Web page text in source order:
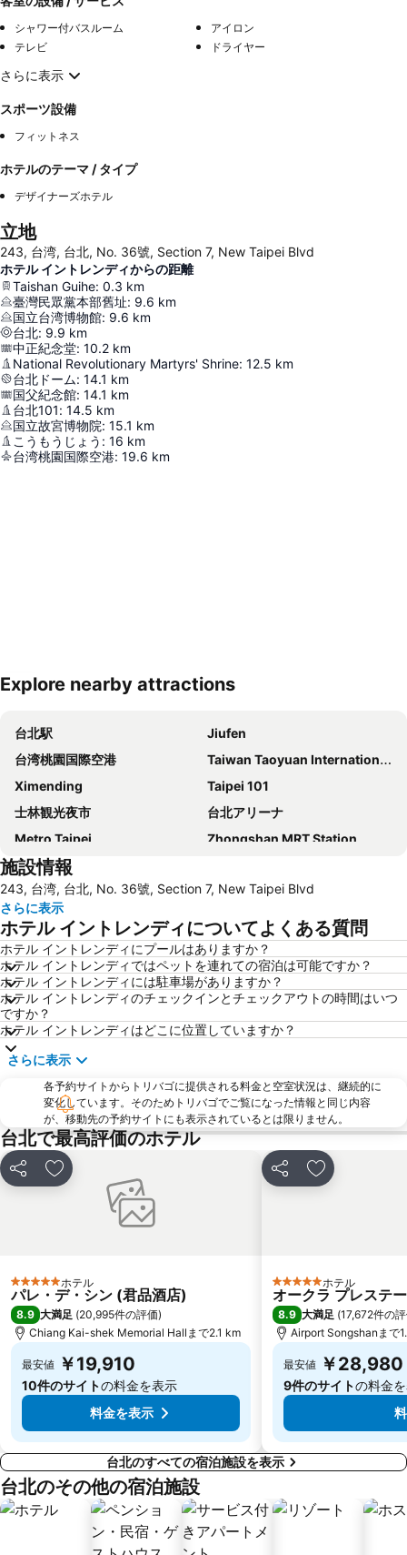
シャワー付バスルーム
アイロン
テレビ
ドライヤー
さらに表示
スポーツ設備
フィットネス
ホテルのテーマ / タイプ
デザイナーズホテル
立地
243, 台湾, 台北, No. 36號, Section 7, New Taipei Blvd
ホテル イントレンディからの距離
Taishan Guihe: 0.3 km
臺灣民眾黨本部舊址: 9.6 km
国立台湾博物館: 9.6 km
台北: 9.9 km
中正紀念堂: 10.2 km
National Revolutionary Martyrs' Shrine: 12.5 km
台北ドーム: 14.1 km
国父紀念館: 14.1 km
台北101: 14.5 km
国立故宮博物院: 15.1 km
こうもうじょう : 16 km
台湾桃園国際空港: 19.6 km
地図を拡大
Explore nearby attractions
台北駅
Jiufen
台湾桃園国際空港
Taiwan Taoyuan International Airport
Ximending
Taipei 101
士林観光夜市
台北アリーナ
Metro Taipei
Zhongshan MRT Station
Airport Songshan
Taipei Bridge MRT Station
Daan Park
龍山寺
Tamsui MRT Station
Taipei City Hall
Beitou Hot Spring
Daan District
Songshan District
Eastern District of Taipei
Minquan W. Road MRT Station
Shipei MRT Station
Jiaoxi Train Station
Datong District
Yuanshan Station
Sandao Temple MRT Station
Wulai Hot Spring
Shilin District
Zhongxiao Fuxing MRT Station
Dahu Park MRT Station
New Taipei Industrial Park
Dingxi MRT Station
Jiangzicui MRT Station
Yangmingshan
Taoyuan High Speed Rail Station
Longshan Temple
Nangang District
Taipei World Trade Center Nangang Exhibition Hall
Shi-Da Night Market
Xiaobitan MRT Station
Zhongli Train Station
施設情報
243, 台湾, 台北, No. 36號, Section 7, New Taipei Blvd
さらに表示
ホテル イントレンディについてよくある質問
ホテル イントレンディにプールはありますか？
ホテル イントレンディではペットを連れての宿泊は可能ですか？
ホテル イントレンディには駐車場がありますか？
ホテル イントレンディのチェックインとチェックアウトの時間はいつ
ですか？
ホテル イントレンディはどこに位置していますか？
さらに表示
各予約サイトからトリバゴに提供される料金と空室状況は、継続的に
変化しています。そのためトリバゴでご覧になった情報と同じ内容
が、移動先の予約サイトにも表示されているとは限りません。
台北で最高評価のホテル
シェア お気に入りに追加
5 ホテルのランク
ホテル
パレ・デ・シン (君品酒店)
8.9 大満足 (20,995件の評価)
Chiang Kai-shek Memorial Hallまで2.1 km
最安値 ￥19,910
10件のサイトの料金を表示
料金を表示
シェア お気に入りに
5 ホテルのランク
ホテル
オークラ プレステ
8.9 大満足 (17,672件の
Airport Songshanまで
最安値 ￥28,980
9件のサイトの料金
台北のすべての宿泊施設を表示
台北のその他の宿泊施設